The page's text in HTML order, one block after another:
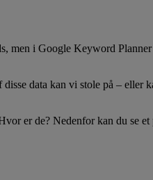
men i Google Keyword
data kan vi stole på – eller
er de? Nedenfor kan du se